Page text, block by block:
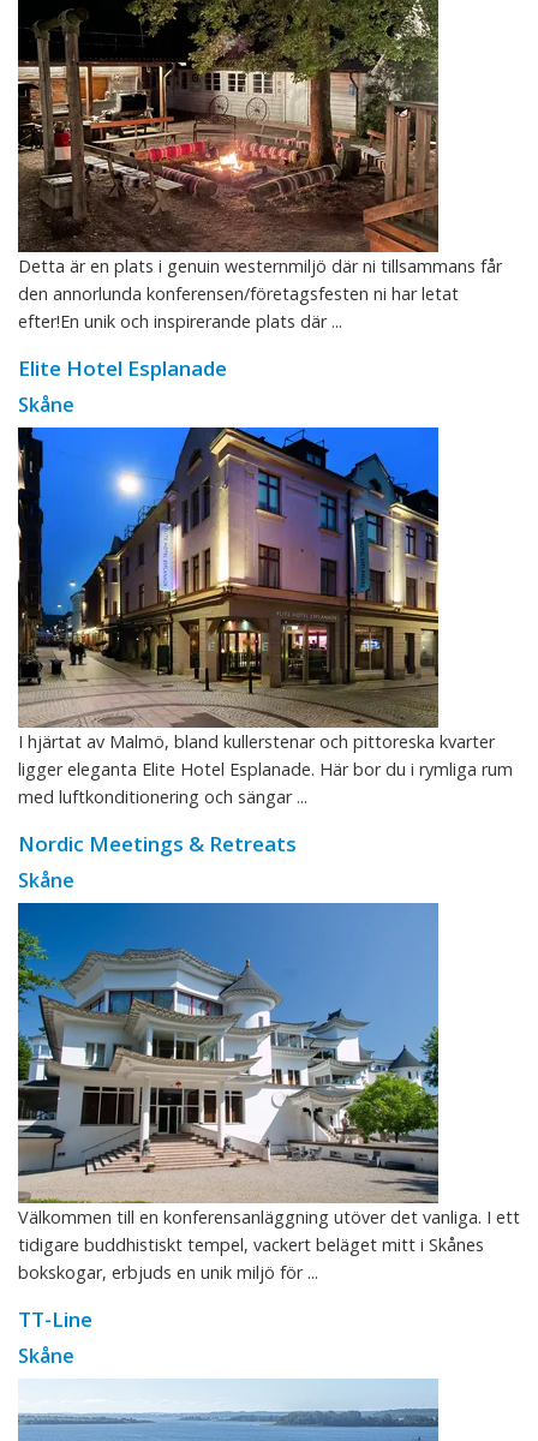
Detta är en plats i genuin westernmiljö där ni tillsammans får
den annorlunda konferensen/företagsfesten ni har letat
efter!En unik och inspirerande plats där ...
Elite Hotel Esplanade
Skåne
I hjärtat av Malmö, bland kullerstenar och pittoreska kvarter
ligger eleganta Elite Hotel Esplanade. Här bor du i rymliga rum
med luftkonditionering och sängar ...
Nordic Meetings & Retreats
Skåne
Välkommen till en konferensanläggning utöver det vanliga. I ett
tidigare buddhistiskt tempel, vackert beläget mitt i Skånes
bokskogar, erbjuds en unik miljö för ...
TT-Line
Skåne